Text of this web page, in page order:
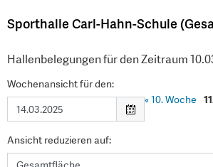
Sporthalle Carl-Hahn-Schule
Hallenbelegungen für den Zeitraum
Wochenansicht für den:
«10. Woche
Ansicht reduzieren auf: